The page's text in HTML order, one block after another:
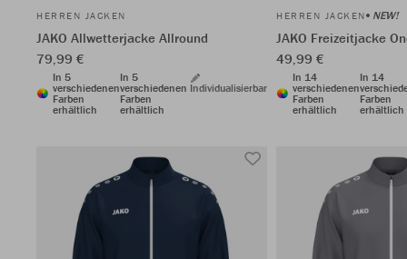
HERREN JACKEN
JAKO Allwetterjacke Allround
79,99 €
In 5
verschiedenen
Farben
erhältlich
In 5
verschiedenen
Farben
erhältlich
Individualisierbar
HERREN JACKEN NEW!
JAKO Freizeitjacke
49,99 €
In 14
verschiedenen
Farben
erhältlich
In 14
Farben
erhältlich